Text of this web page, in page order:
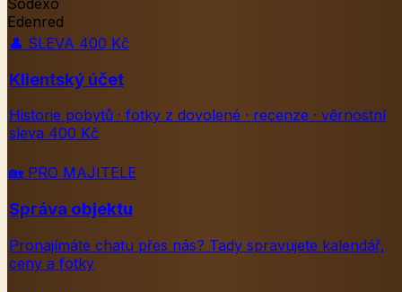
Sodexo
Edenred
👤 SLEVA 400 Kč
Klientský účet
Historie pobytů · fotky z dovolené · recenze · věrnostní
sleva 400 Kč
🏡 PRO MAJITELE
Správa objektu
Pronajímáte chatu přes nás? Tady spravujete kalendář,
ceny a fotky